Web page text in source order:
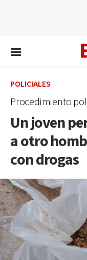
POLICIALES
Procedimiento
Un joven
a otro
con drogas